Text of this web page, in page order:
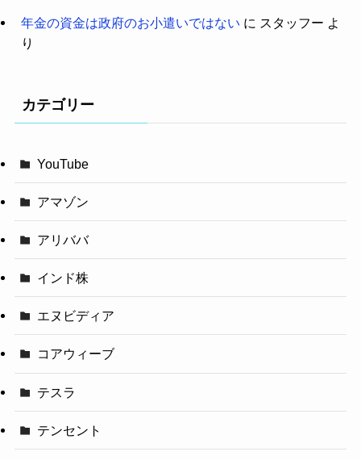
年金の資金は政府のお小遣いではない に スタッフー よ
り
カテゴリー
YouTube
アマゾン
アリババ
インド株
エヌビディア
コアウィーブ
テスラ
テンセント